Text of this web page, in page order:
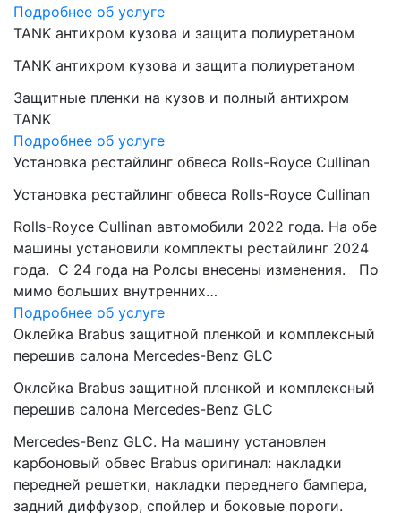
Подробнее об услуге
TANK антихром кузова и защита полиуретаном
TANK антихром кузова и защита полиуретаном
Защитные пленки на кузов и полный антихром
TANK
Подробнее об услуге
Установка рестайлинг обвеса Rolls-Royce Cullinan
Установка рестайлинг обвеса Rolls-Royce Cullinan
Rolls-Royce Cullinan автомобили 2022 года. На обе
машины установили комплекты рестайлинг 2024
года. C 24 года на Ролсы внесены изменения. По
мимо больших внутренних…
Подробнее об услуге
Оклейка Brabus защитной пленкой и комплексный
перешив салона Mercedes-Benz GLC
Оклейка Brabus защитной пленкой и комплексный
перешив салона Mercedes-Benz GLC
Mercedes-Benz GLC. На машину установлен
карбоновый обвес Brabus оригинал: накладки
передней решетки, накладки переднего бампера,
задний диффузор, спойлер и боковые пороги.